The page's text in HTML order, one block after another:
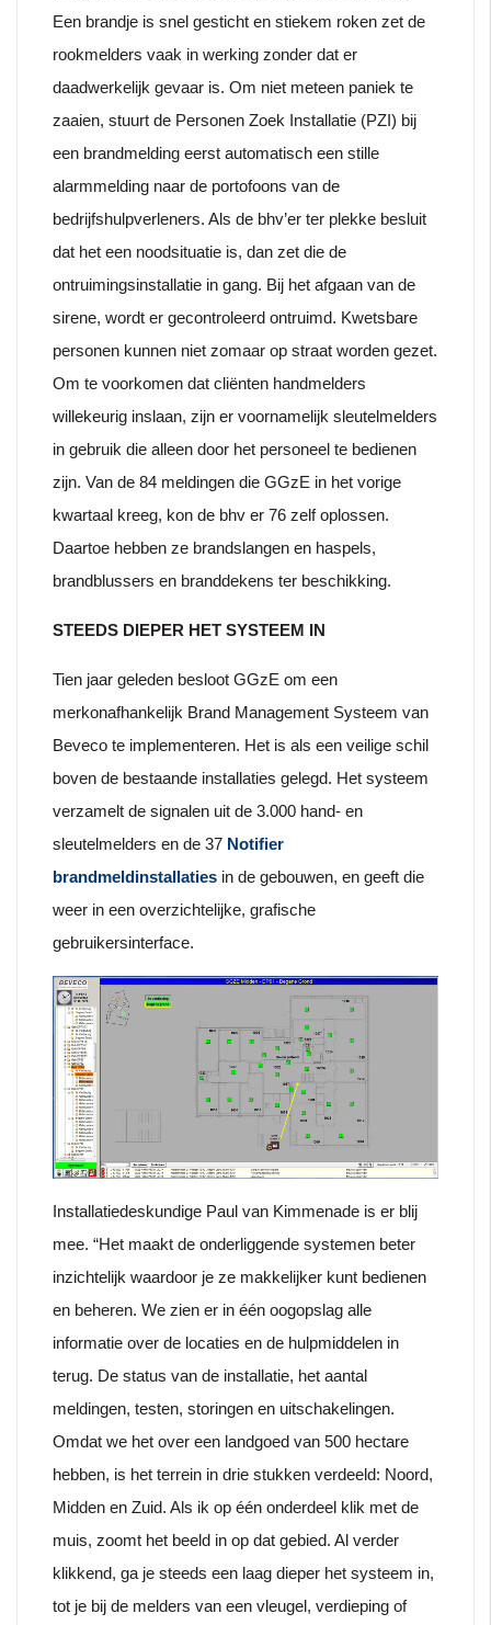
Een brandje is snel gesticht en stiekem roken zet de
rookmelders vaak in werking zonder dat er
daadwerkelijk gevaar is. Om niet meteen paniek te
zaaien, stuurt de Personen Zoek Installatie (PZI) bij
een brandmelding eerst automatisch een stille
alarmmelding naar de portofoons van de
bedrijfshulpverleners. Als de bhv’er ter plekke besluit
dat het een noodsituatie is, dan zet die de
ontruimingsinstallatie in gang. Bij het afgaan van de
sirene, wordt er gecontroleerd ontruimd. Kwetsbare
personen kunnen niet zomaar op straat worden gezet.
Om te voorkomen dat cliënten handmelders
willekeurig inslaan, zijn er voornamelijk sleutelmelders
in gebruik die alleen door het personeel te bedienen
zijn. Van de 84 meldingen die GGzE in het vorige
kwartaal kreeg, kon de bhv er 76 zelf oplossen.
Daartoe hebben ze brandslangen en haspels,
brandblussers en branddekens ter beschikking.
STEEDS DIEPER HET SYSTEEM IN
Tien jaar geleden besloot GGzE om een
merkonafhankelijk Brand Management Systeem van
Beveco te implementeren. Het is als een veilige schil
boven de bestaande installaties gelegd. Het systeem
verzamelt de signalen uit de 3.000 hand- en
sleutelmelders en de 37 Notifier
brandmeldinstallaties in de gebouwen, en geeft die
weer in een overzichtelijke, grafische
gebruikersinterface.
Installatiedeskundige Paul van Kimmenade is er blij
mee. “Het maakt de onderliggende systemen beter
inzichtelijk waardoor je ze makkelijker kunt bedienen
en beheren. We zien er in één oogopslag alle
informatie over de locaties en de hulpmiddelen in
terug. De status van de installatie, het aantal
meldingen, testen, storingen en uitschakelingen.
Omdat we het over een landgoed van 500 hectare
hebben, is het terrein in drie stukken verdeeld: Noord,
Midden en Zuid. Als ik op één onderdeel klik met de
muis, zoomt het beeld in op dat gebied. Al verder
klikkend, ga je steeds een laag dieper het systeem in,
tot je bij de melders van een vleugel, verdieping of